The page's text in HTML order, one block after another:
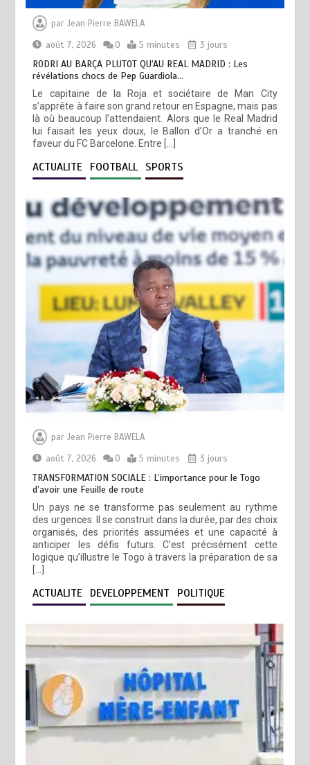
parJean Pierre BAWELA
août 7, 2026
0 5 minutes 3 jours
RODRI AU BARÇA PLUTOT QU’AU REAL MADRID : Les
révélations chocs de Pep Guardiola…
Le capitaine de la Roja et sociétaire de Man City
s’apprête à faire son grand retour en Espagne, mais pas
là où beaucoup l’attendaient. Alors que le Real Madrid
lui faisait les yeux doux, le Ballon d’Or a tranché en
faveur du FC Barcelone. Entre […]
ACTUALITE FOOTBALL SPORTS
parJean Pierre BAWELA
août 7, 2026
0 5 minutes 3 jours
TRANSFORMATION SOCIALE : L’importance pour le Togo
d’avoir une Feuille de route
Un pays ne se transforme pas seulement au rythme
des urgences. Il se construit dans la durée, par des choix
organisés, des priorités assumées et une capacité à
anticiper les défis futurs. C’est précisément cette
logique qu’illustre le Togo à travers la préparation de sa
[…]
ACTUALITE DEVELOPPEMENT POLITIQUE